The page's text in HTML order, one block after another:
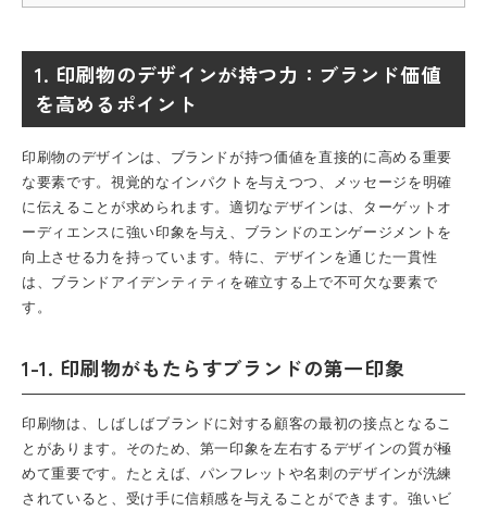
1. 印刷物のデザインが持つ力：ブランド価値
を高めるポイント
印刷物のデザインは、ブランドが持つ価値を直接的に高める重要
な要素です。視覚的なインパクトを与えつつ、メッセージを明確
に伝えることが求められます。適切なデザインは、ターゲットオ
ーディエンスに強い印象を与え、ブランドのエンゲージメントを
向上させる力を持っています。特に、デザインを通じた一貫性
は、ブランドアイデンティティを確立する上で不可欠な要素で
す。
1-1. 印刷物がもたらすブランドの第一印象
印刷物は、しばしばブランドに対する顧客の最初の接点となるこ
とがあります。そのため、第一印象を左右するデザインの質が極
めて重要です。たとえば、パンフレットや名刺のデザインが洗練
されていると、受け手に信頼感を与えることができます。強いビ